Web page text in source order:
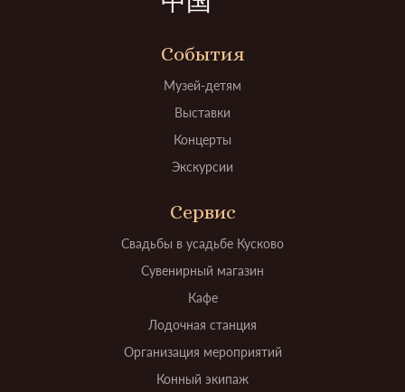
События
Музей-детям
Выставки
Концерты
Экскурсии
Сервис
Свадьбы в усадьбе Кусково
Сувенирный магазин
Кафе
Лодочная станция
Организация мероприятий
Конный экипаж